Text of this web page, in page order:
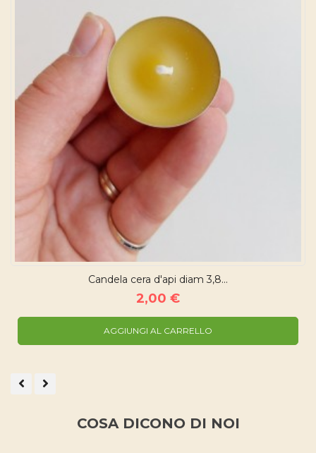
Candela cera d'api diam 3,8...
2,00 €
AGGIUNGI AL CARRELLO
COSA DICONO DI NOI